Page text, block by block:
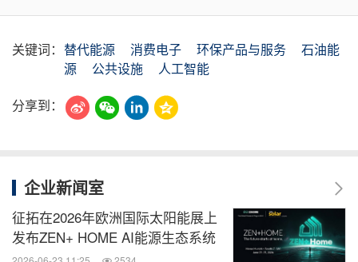
关键词： 替代能源 消费电子 环保产品与服务
石油能
源
公共设施
人工智能
分享到：
企业新闻室
征拓在2026年欧洲国际太阳能展上
发布ZEN+ HOME AI能源生态系统